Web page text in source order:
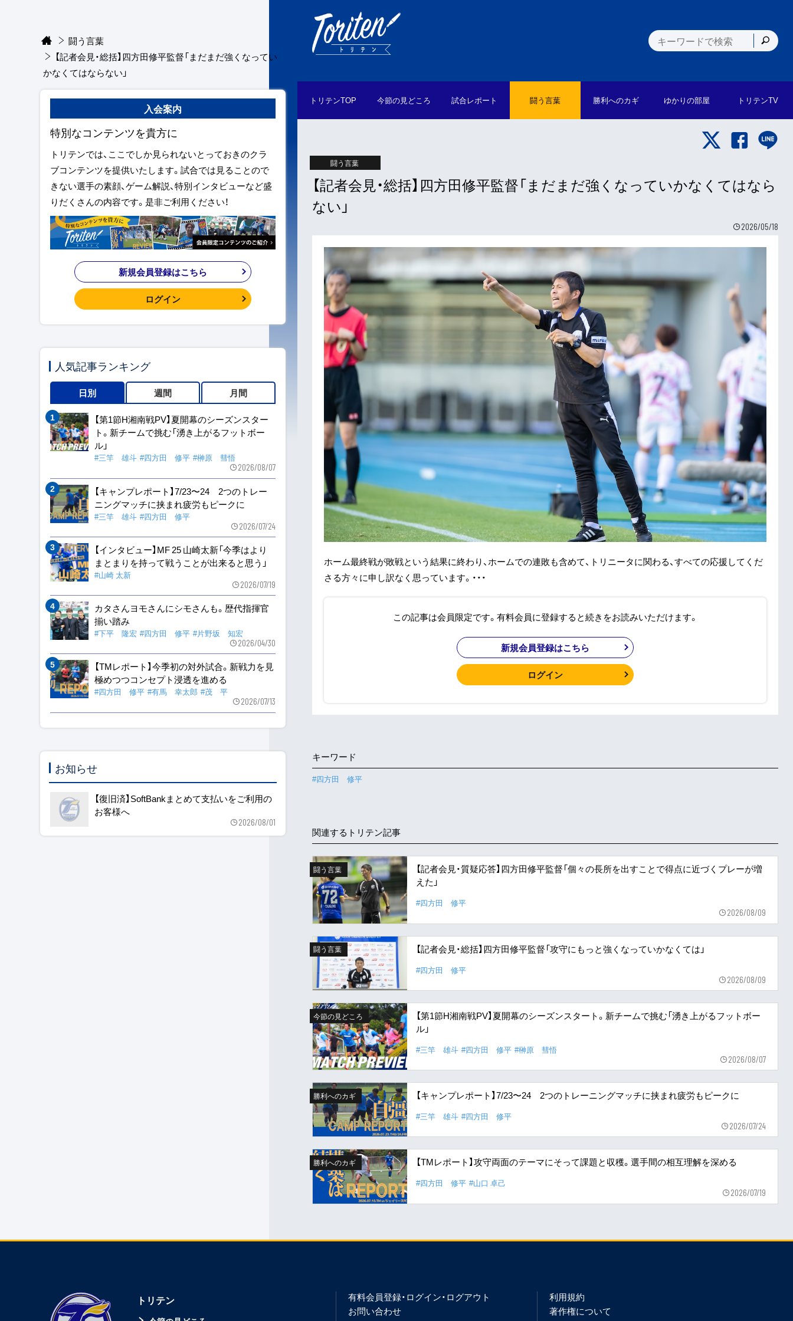
トリテンTOP 今節の見どころ 試合レポート 闘う言葉 勝利へのカギ ゆかりの部屋 トリテンTV
闘う言葉
【記者会見・総括】四方田修平監督「まだまだ強くなっていかなくてはなら
ない」
2026/05/18
ホーム最終戦が敗戦という結果に終わり、ホームでの連敗も含めて、トリニータに関わる、すべての応援してくだ
さる方々に申し訳なく思っています。・・・
この記事は会員限定です。有料会員に登録すると続きをお読みいただけます。
新規会員登録はこちら
ログイン
キーワード
#四方田 修平
関連するトリテン記事
闘う言葉
【記者会見・質疑応答】四方田修平監督「個々の長所を出すことで得点に近づくプレーが増
えた」
#四方田 修平
2026/08/09
闘う言葉 【記者会見・総括】四方田修平監督「攻守にもっと強くなっていかなくては」
#四方田 修平
2026/08/09
今節の見どころ
【第1節H湘南戦PV】夏開幕のシーズンスタート。新チームで挑む「湧き上がるフットボー
ル」
#三竿 雄斗 #四方田 修平 #榊原 彗悟
2026/08/07
勝利へのカギ 【キャンプレポート】7/23〜24 2つのトレーニングマッチに挟まれ疲労もピークに
#三竿 雄斗 #四方田 修平
2026/07/24
勝利へのカギ 【TMレポート】攻守両面のテーマにそって課題と収穫。選手間の相互理解を深める
#四方田 修平 #山口 卓己
2026/07/19
闘う言葉
【記者会見・総括】四方田修平監督「まだまだ強くなってい
かなくてはならない」
入会案内
特別なコンテンツを貴方に
トリテンでは、ここでしか見られないとっておきのクラ
ブコンテンツを提供いたします。試合では見ることので
きない選手の素顔、ゲーム解説、特別インタビューなど盛
りだくさんの内容です。是非ご利用ください！
新規会員登録はこちら
ログイン
人気記事ランキング
日別 週間 月間
【第1節H湘南戦PV】夏開幕のシーズンスター
ト。新チームで挑む「湧き上がるフットボー
ル」
#三竿 雄斗 #四方田 修平 #榊原 彗悟
2026/08/07
【キャンプレポート】7/23〜24 2つのトレー
ニングマッチに挟まれ疲労もピークに
#三竿 雄斗 #四方田 修平
2026/07/24
【インタビュー】MF 25 山崎太新「今季はより
まとまりを持って戦うことが出来ると思う」
#山崎 太新
2026/07/19
カタさんヨモさんにシモさんも。歴代指揮官
揃い踏み
#下平 隆宏 #四方田 修平 #片野坂 知宏
2026/04/30
【TMレポート】今季初の対外試合。新戦力を見
極めつつコンセプト浸透を進める
#四方田 修平 #有馬 幸太郎 #茂 平
2026/07/13
お知らせ
【復旧済】SoftBankまとめて支払いをご利用の
お客様へ
2026/08/01
トリテン
有料会員登録・ログイン・ログアウト
お問い合わせ
利用規約
著作権について